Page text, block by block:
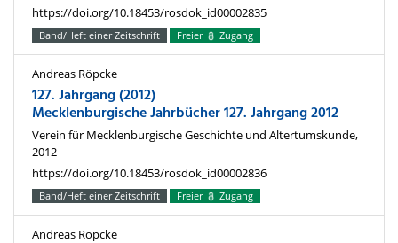
https://doi.org/10.18453/rosdok_id00002835
Band/Heft einer Zeitschrift Freier Zugang
Andreas Röpcke
127. Jahrgang (2012)
Mecklenburgische Jahrbücher 127. Jahrgang 2012
Verein für Mecklenburgische Geschichte und Altertumskunde,
2012
https://doi.org/10.18453/rosdok_id00002836
Band/Heft einer Zeitschrift Freier Zugang
Andreas Röpcke